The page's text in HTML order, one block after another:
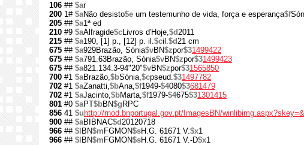
106 ## $ar
200 1# $aNão desisto$e um testemunho de vida, força e esperança$f
205 ## $a1ª ed
210 #9 $aAlfragide$cLivros d'Hoje,$d2011
215 ## $a190, [1] p., [12] p. il.$cil.$d21 cm
675 ## $a929Brazão, Sónia$vBN$zpor$31499422
675 ## $a791.63Brazão, Sónia$vBN$zpor$31499423
675 ## $a821.134.3-94"20"$vBN$zpor$31565850
700 #1 $aBrazão,$bSónia,$cpseud.$31497782
702 #1 $aZanatti,$bAna,$f1949-$4080$3681479
702 #1 $aJacinto,$bMarta,$f1979-$4675$31301415
801 #0 $aPT$bBN$g RPC
856 41 $u http://rnod.bnportugal.gov.pt/ImagesBN/
900 ## $aBIBNAC$d20120718
966 ## $l BN$m FGMON$sH.G. 61671 V.$x1
966 ## $l BN$m FGMON$sH.G. 61671 V.-D$x1